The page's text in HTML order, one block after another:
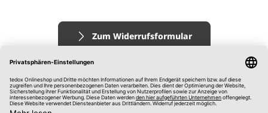
Zum Widerrufsformular
Impressum
AGB